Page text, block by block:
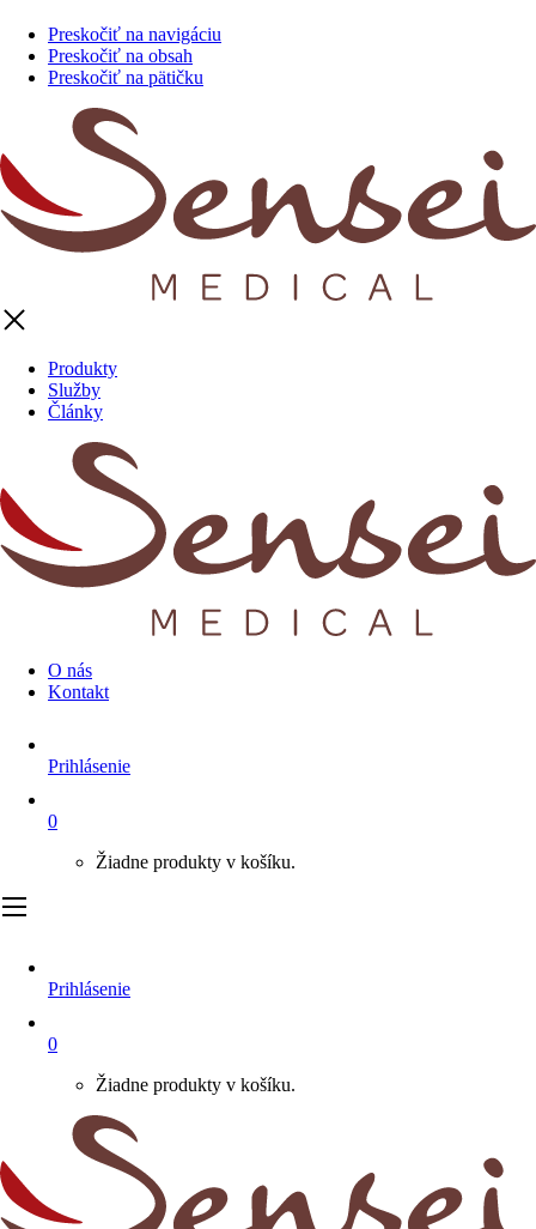
Preskočiť na navigáciu
Preskočiť na obsah
Preskočiť na pätičku
Produkty
Služby
Články
O nás
Kontakt
Prihlásenie
0
Žiadne produkty v košíku.
Prihlásenie
0
Žiadne produkty v košíku.